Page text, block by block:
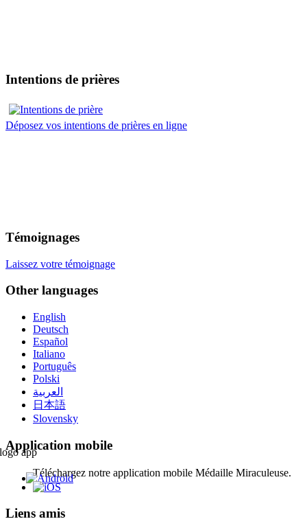
Intentions de prières
Déposez vos intentions de prières en ligne
Témoignages
Laissez votre témoignage
Other languages
English
Deutsch
Español
Italiano
Português
Polski
العربية
日本語
Slovensky
Application mobile
Téléchargez notre application mobile Médaille Miraculeuse.
Liens amis